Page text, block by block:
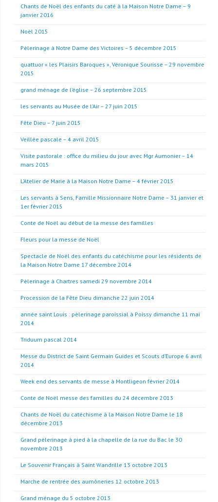
Chants de Noël des enfants du caté à la Maison Notre Dame – 9
janvier 2016
Noël 2015
Pèlerinage à Notre Dame des Victoires – 5 décembre 2015
quattuor « les Plaisirs Baroques », Véronique Sourisse – 29 novembre
2015
grand ménage de l’église – 26 septembre 2015
les servants au Musée de l’Air – 27 juin 2015
Fête Dieu – 7 juin 2015
Veillée pascale – 4 avril 2015
Visite pastorale : office du milieu du jour avec Mgr Aumonier – 14
mars 2015
L’Atelier de Marie à la Maison Notre Dame – 4 février 2015
Les servants à Sens, Famille Missionnaire Notre Dame – 31 janvier et
1er février 2015
Conte de Noël au début de la messe des familles
Fleurs pour la messe de Noël
Spectacle de Noël des enfants du catéchisme pour les résidents de
la Maison Notre Dame 17 décembre 2014
Pèlerinage à Chartres samedi 29 novembre 2014
Procession de la Fête Dieu dimanche 22 juin 2014
année saint Louis : pèlerinage paroissial à Poissy dimanche 11 mai
2014
Triduum pascal 2014
Messe du District de Saint Germain Guides et Scouts d’Europe 6 avril
2014
Week end des servants de messe à Montligeon février 2014
Conte de Noël messe des familles du 24 décembre 2013
Chants de Noël du catéchisme à la Maison Notre Dame le 18
décembre 2013
Grand pèlerinage à pied à la chapelle de la rue du Bac le 30
novembre 2013
Le Souvenir Français à Saint Wandrille 13 octobre 2013
Marche de rentrée des aumôneries 12 octobre 2013
Grand ménage du 5 octobre 2013